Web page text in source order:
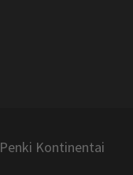
Penki Kontinentai